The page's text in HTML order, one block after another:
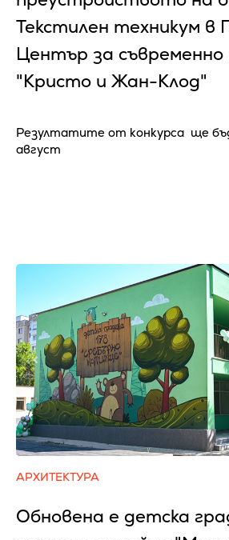
Текстилен техникум в
Център за съвременно
"Кристо и Жан-Клод"
Резултатите от конкурса ще
август
АРХИТЕКТУРА
Обновена е детска